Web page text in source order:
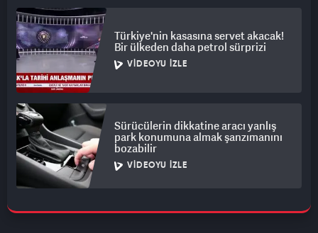
Türkiye'nin kasasına servet akacak!
Bir ülkeden daha petrol sürprizi
VIDEOYU İZLE
Sürücülerin dikkatine aracı yanlış
park konumuna almak şanzımanını
bozabilir
VIDEOYU İZLE